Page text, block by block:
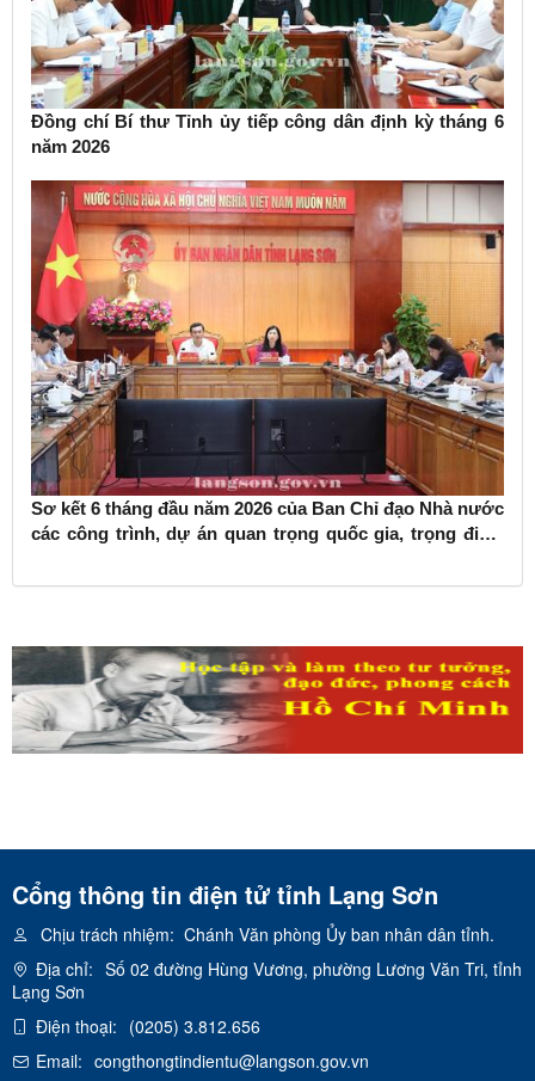
Đồng chí Bí thư Tỉnh ủy tiếp công dân định kỳ tháng 6
năm 2026
Sơ kết 6 tháng đầu năm 2026 của Ban Chỉ đạo Nhà nước
các công trình, dự án quan trọng quốc gia, trọng điểm
Cổng thông tin điện tử tỉnh Lạng Sơn
Chịu trách nhiệm: Chánh Văn phòng Ủy ban nhân dân tỉnh.
Địa chỉ: Số 02 đường Hùng Vương, phường Lương Văn Tri, tỉnh
Lạng Sơn
Điện thoại: (0205) 3.812.656
Email: congthongtindientu@langson.gov.vn